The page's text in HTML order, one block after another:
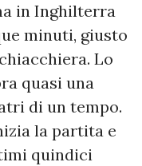
in Inghilterra
minuti, giusto
Lo
quasi una
di un tempo.
la partita e
quindici